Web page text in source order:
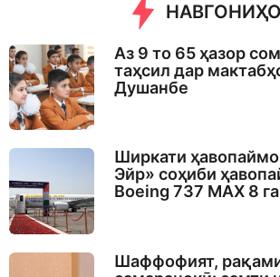
НАВГОНИҲО
Аз 9 то 65 ҳазор
таҳсил дар
Душанбе
Ширкати
Эйр» соҳиби
Boeing 737 MAX 8
Шаффофият,